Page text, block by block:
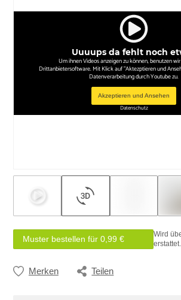
Uuuups da fehlt noch
Um ihnen Videos anzeigen zu können, benutzen
Drittanbietersoftware. Mit Klick auf "Aktezptieren und
Datenverarbeitung durch Youtube zu.
Akzeptieren und Ansehen
Datenschutz
Muster bestellen für 0,99 €
Wird
Merken Teilen